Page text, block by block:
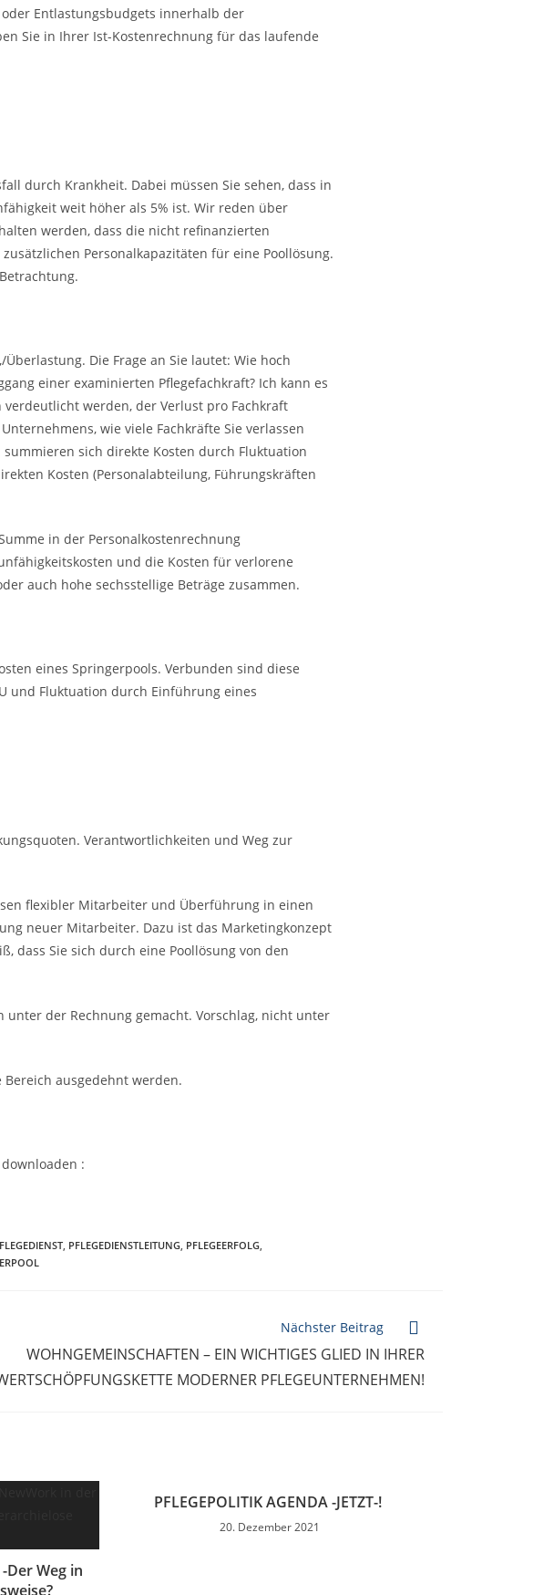
Entlastungsbudgets innerhalb der
Sie in Ihrer Ist-Kostenrechnung für das laufende
durch Krankheit. Dabei müssen Sie sehen, dass in
weit höher als 5% ist. Wir reden über
werden, dass die nicht refinanzierten
Personalkapazitäten für eine Poollösung.
Die Frage an Sie lautet: Wie hoch
einer examinierten Pflegefachkraft? Ich kann es
werden, der Verlust pro Fachkraft
wie viele Fachkräfte Sie verlassen
sich direkte Kosten durch Fluktuation
Kosten (Personalabteilung, Führungskräften
in der Personalkostenrechnung
und die Kosten für verlorene
auch hohe sechsstellige Beträge zusammen.
eines Springerpools. Verbunden sind diese
und Fluktuation durch Einführung eines
Verantwortlichkeiten und Weg zur
flexibler Mitarbeiter und Überführung in einen
neuer Mitarbeiter. Dazu ist das Marketingkonzept
dass Sie sich durch eine Poollösung von den
der Rechnung gemacht. Vorschlag, nicht unter
ausgedehnt werden.
:
, PFLEGEDIENSTLEITUNG, PFLEGEERFOLG,
Nächster Beitrag
WOHNGEMEINSCHAFTEN – EIN WICHTIGES GLIED IN IHRER
MODERNER PFLEGEUNTERNEHMEN!
Der Weg in
PFLEGEPOLITIK AGENDA -JETZT-!
20. Dezember 2021